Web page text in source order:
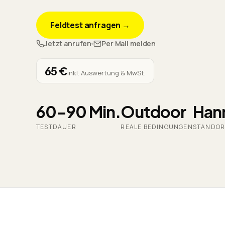
Feldtest anfragen →
Jetzt anrufen Per Mail melden
65 €inkl. Auswertung & MwSt.
60–90 Min.
TESTDAUER
Outdoor
REALE BEDINGUNGEN